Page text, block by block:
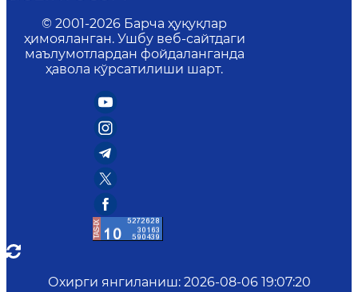
© 2001-2026 Барча ҳуқуқлар
ҳимояланган. Ушбу веб-сайтдаги
маълумотлардан фойдаланганда
ҳавола кўрсатилиши шарт.
Охирги янгиланиш: 2026-08-06 19:07:20